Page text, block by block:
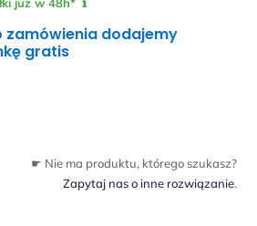
już w 48h* ℹ
zamówienia dodajemy
gratis
☛ Nie ma produktu, którego szukasz?
Zapytaj nas o inne rozwiązanie.